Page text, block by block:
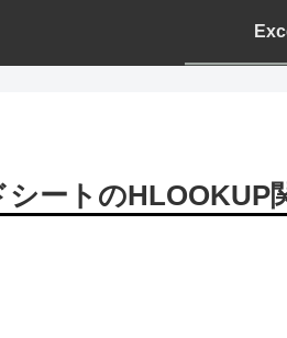
ートのHLOOKUP